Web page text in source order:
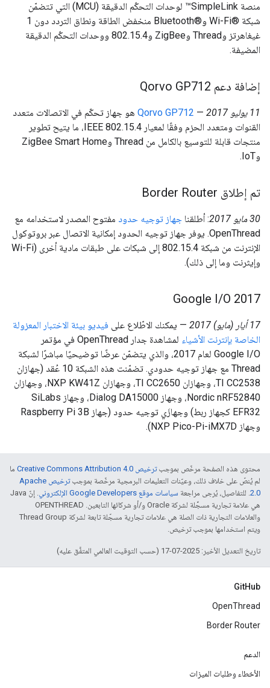
منصة SimpleLink™ لوحدات التحكّم الدقيقة (MCU) التي تتضمّن
شبكة Wi-Fi®‎ وBluetooth®‎ منخفض الطاقة ونطاق التردد دون 1
غيغاهرتز وThread وZigBee و802.15.4 ووحدات التحكّم الدقيقة
المضيفة.
إضافة دعم Qorvo GP712
‫11 يوليو 2017 —
Qorvo GP712 هو جهاز تحكّم في الاتصالات متعدد
القنوات ومتعدد الحزم وفقًا لمعيار IEEE 802.15.4، ما يتيح تطوير
منتجات قابلة للتوسيع بالكامل من Thread وZigBee Smart Home
وIoT.
تم إطلاق Border Router
‫30 مايو 2017 : أطلقنا جهاز توجيه حدود مفتوح المصدر لاستخدامه مع
OpenThread. يوفر جهاز توجيه الحدود إمكانية الاتصال عبر بروتوكول
الإنترنت من شبكة 802.15.4 إلى شبكات على طبقات مادية أخرى (Wi-Fi
وإيثرنت وما إلى ذلك).
Google I/O 2017
‫17 أيار (مايو) 2017 — يمكنك الاطّلاع على فيديو بيئة الاختبار المعزولة
الخاصة بإنترنت الأشياء
لمشاهدة جدار OpenThread في مؤتمر
Google I/O لعام 2017، والذي يتضمّن عرضًا توضيحيًا مباشرًا لشبكة
Thread مع جهاز توجيه حدودي. تضمّنت هذه الشبكة 10 عُقد (جهازان
TI CC2538، وجهازان TI CC2650، وجهازان NXP KW41Z، وجهازان
Nordic nRF52840، وجهاز Dialog DA15000، وجهاز SiLabs
EFR32 كجهاز ربط) وجهازَي توجيه حدود (جهاز Raspberry Pi 3B
وجهاز NXP Pico-Pi-iMX7D).
محتوى هذه الصفحة مرخّص بموجبترخيص Creative Commons Attribution 4.0‏
ما
لم يُنصّ على خلاف ذلك، وعيّنات التعليمات البرمجية مرخّصة بموجب
ترخيص Apache
2.0‏. للتفاصيل، يُرجى مراجعة سياسات موقع Google Developers الإلكتروني
. إنّ Java
هي علامة تجارية مسجَّلة لشركة Oracle و/أو شركائها التابعين. ‫OPENTHREAD
والعلامات التجارية ذات الصلة هي علامات تجارية مسجّلة تابعة لشركة Thread Group
ويتم استخدامها بموجب ترخيص.
تاريخ التعديل الأخير: 2025-07-17 (حسب التوقيت العالمي المتفَّق عليه)
GitHub
OpenThread
Border Router
الدعم
الأخطاء وطلبات الميزات